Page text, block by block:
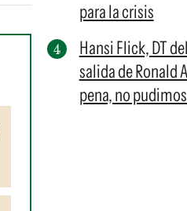
para la crisis
Hansi Flick, DT
salida de Ronald
pena, no